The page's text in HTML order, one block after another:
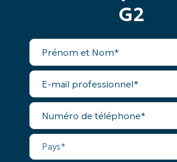
G2
Prénom
Nom*
E-
mail
professionnel*
Numéro
téléphone*
Pays*